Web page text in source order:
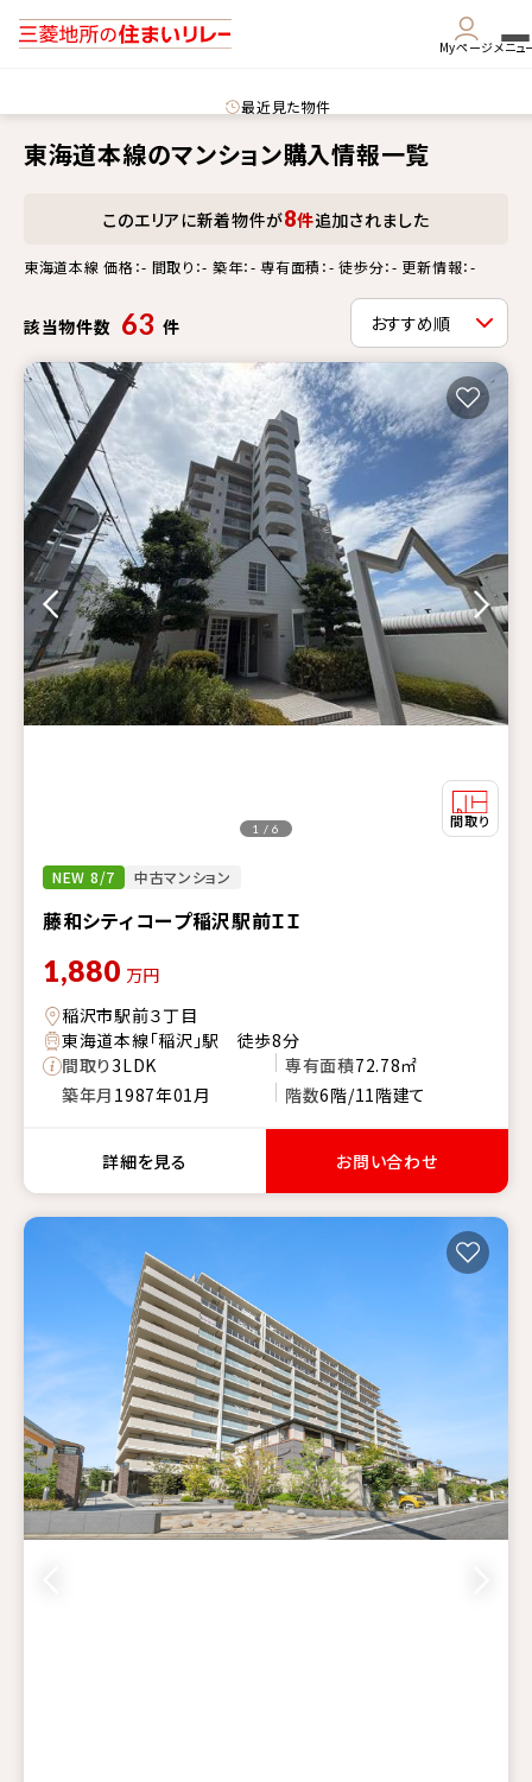
Myページメニュ
最近見た物件
東海道本線のマンション購入情報一覧
このエリアに新着物件が8件追加されました
東海道本線 価格：- 間取り：- 築年：- 専有面積：- 徒歩分：- 更新情報：-
該当物件数 63 件
NEW 8/7 中古マンション
藤和シティコープ稲沢駅前ＩＩ
1 / 6
1,880 万円
稲沢市駅前３丁目
東海道本線「稲沢」駅 徒歩8分
間取り3LDK 専有面積72.78㎡
築年月 1987年01月 階数6階/11階建て
詳細を見る お問い合わせ